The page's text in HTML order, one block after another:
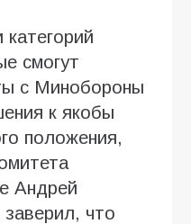
смогут
с Минобороны
к якобы
положения,
Андрей
что